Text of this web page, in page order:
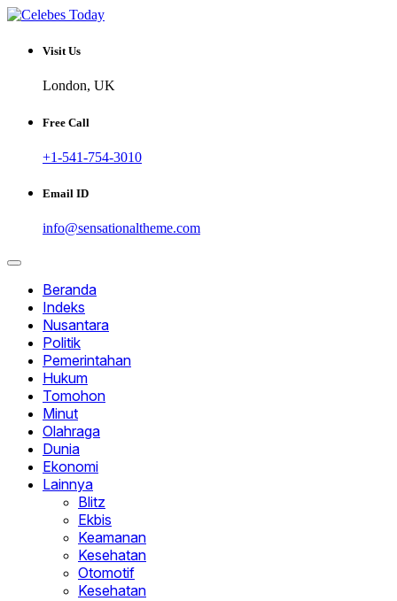
Skip
content
CELEBESTODAY.ID
Informatif dan Inspiratif
Visit Us
London, UK
Free Call
+1-541-754-3010
Email ID
info@sensationaltheme.com
Beranda
Indeks
Nusantara
Politik
Pemerintahan
Hukum
Tomohon
Minut
Olahraga
Dunia
Ekonomi
Lainnya
Blitz
Ekbis
Keamanan
Kesehatan
Otomotif
Kesehatan